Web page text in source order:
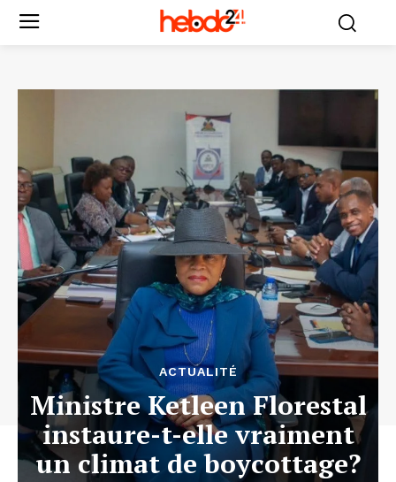
ACTUALITÉ
Ministre Ketleen Florestal
instaure-t-elle vraiment
un climat de boycottage?